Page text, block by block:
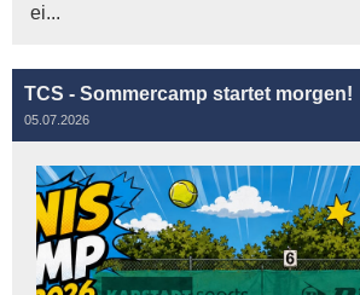
ei...
TCS - Sommercamp startet morgen!
05.07.2026